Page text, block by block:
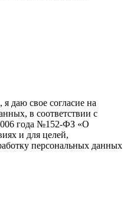
даю свое согласие на
в соответствии с
года №152-ФЗ «О
и для целей,
персональных данных